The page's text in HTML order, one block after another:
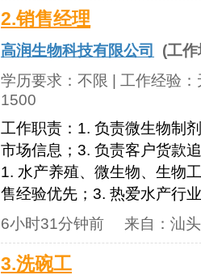
2.销售经理
高润生物科技有限公司
(工
学历要求： 不限 | 工作经验：
1500
工作职责：1. 负责微生物制
市场信息；3. 负责客户货款
1. 水产养殖、微生物、生物
售经验优先；3. 热爱水产行
6小时31分钟前 来自： 汕
3.洗碗工